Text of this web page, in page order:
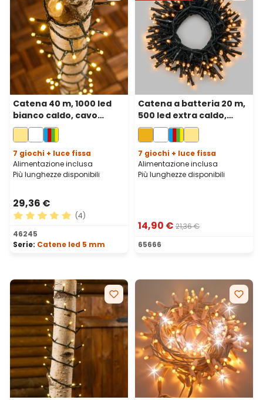
Catena 40 m, 1000 led
bianco caldo, cavo
verde
7 giochi + luce fissa
Alimentazione inclusa
Più lunghezze disponibili
29,36 €
Valutazione media di 5 su 5 stelle
(4)
46245
Serie: Catene led 5 mm
Catena a batteria 20 m,
500 led extra caldo,
cavo verde, con
telecomando
7 giochi + luce fissa
Alimentazione inclusa
Più lunghezze disponibili
14,90 € 21,36 €
65666